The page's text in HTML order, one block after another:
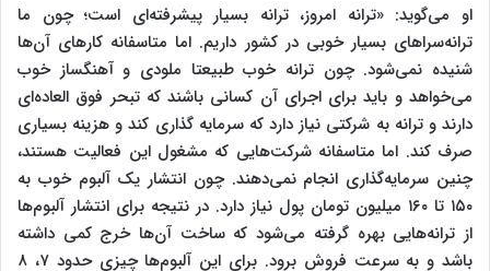
او می‌گوید: «ترانه امروز، ترانه بسیار پیشرفته‌ای است؛ چون ما
ترانه‌سراهای بسیار خوبی در کشور داریم. اما متاسفانه کارهای آن‌ها
شنیده نمی‌شود. چون ترانه خوب طبیعتا ملودی و آهنگساز خوب
می‌خواهد و باید برای اجرای آن کسانی باشند که تبحر فوق العاده‌ای
دارند و ترانه به شرکتی نیاز دارد که سرمایه گذاری کند و هزینه بسیاری
صرف کند. اما متاسفانه شرکت‌هایی که مشغول این فعالیت هستند،
چنین سرمایه‌گذاری انجام نمی‌دهند. چون انتشار یک آلبوم خوب به
۱۵۰ تا ۱۶۰ میلیون تومان پول نیاز دارد. در نتیجه برای انتشار آلبوم‌ها
از ترانه‌هایی بهره گرفته می‌شود که ساخت آن‌ها خرج کمی داشته
باشد و به سرعت فروش برود. برای این آلبوم‌ها چیزی حدود ۷‌، ۸